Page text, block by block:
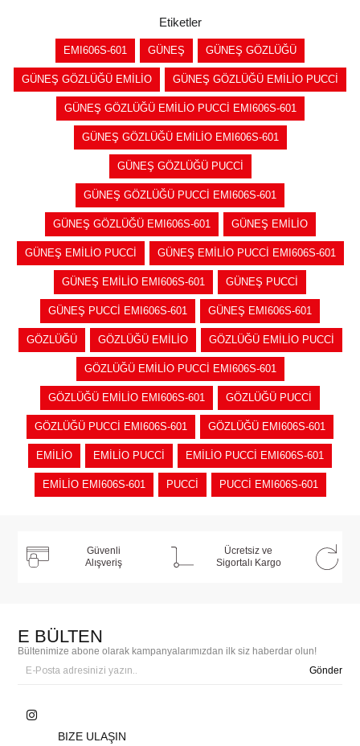
Etiketler
EMI606S-601 GÜNEŞ GÜNEŞ GÖZLÜĞÜ
GÜNEŞ GÖZLÜĞÜ EMİLİO GÜNEŞ GÖZLÜĞÜ EMİLİO PUCCİ
GÜNEŞ GÖZLÜĞÜ EMİLİO PUCCİ EMI606S-601
GÜNEŞ GÖZLÜĞÜ EMİLİO EMI606S-601
GÜNEŞ GÖZLÜĞÜ PUCCİ
GÜNEŞ GÖZLÜĞÜ PUCCİ EMI606S-601
GÜNEŞ GÖZLÜĞÜ EMI606S-601 GÜNEŞ EMİLİO
GÜNEŞ EMİLİO PUCCİ GÜNEŞ EMİLİO PUCCİ EMI606S-601
GÜNEŞ EMİLİO EMI606S-601 GÜNEŞ PUCCİ
GÜNEŞ PUCCİ EMI606S-601 GÜNEŞ EMI606S-601
GÖZLÜĞÜ GÖZLÜĞÜ EMİLİO GÖZLÜĞÜ EMİLİO PUCCİ
GÖZLÜĞÜ EMİLİO PUCCİ EMI606S-601
GÖZLÜĞÜ EMİLİO EMI606S-601 GÖZLÜĞÜ PUCCİ
GÖZLÜĞÜ PUCCİ EMI606S-601 GÖZLÜĞÜ EMI606S-601
EMİLİO EMİLİO PUCCİ EMİLİO PUCCİ EMI606S-601
EMİLİO EMI606S-601 PUCCİ PUCCİ EMI606S-601
Güvenli
Alışveriş
Ücretsiz ve
Sigortalı Kargo
E BÜLTEN
Bültenimize abone olarak kampanyalarımızdan ilk siz haberdar olun!
Gönder
BIZE ULAŞIN